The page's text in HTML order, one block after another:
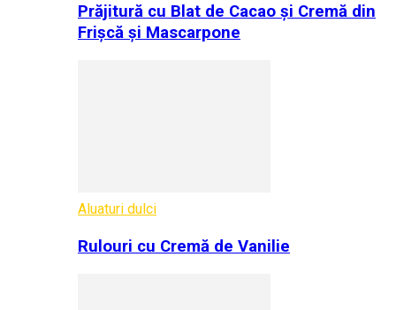
Prăjitură cu Blat de Cacao și Cremă din
Frișcă și Mascarpone
Aluaturi dulci
Rulouri cu Cremă de Vanilie